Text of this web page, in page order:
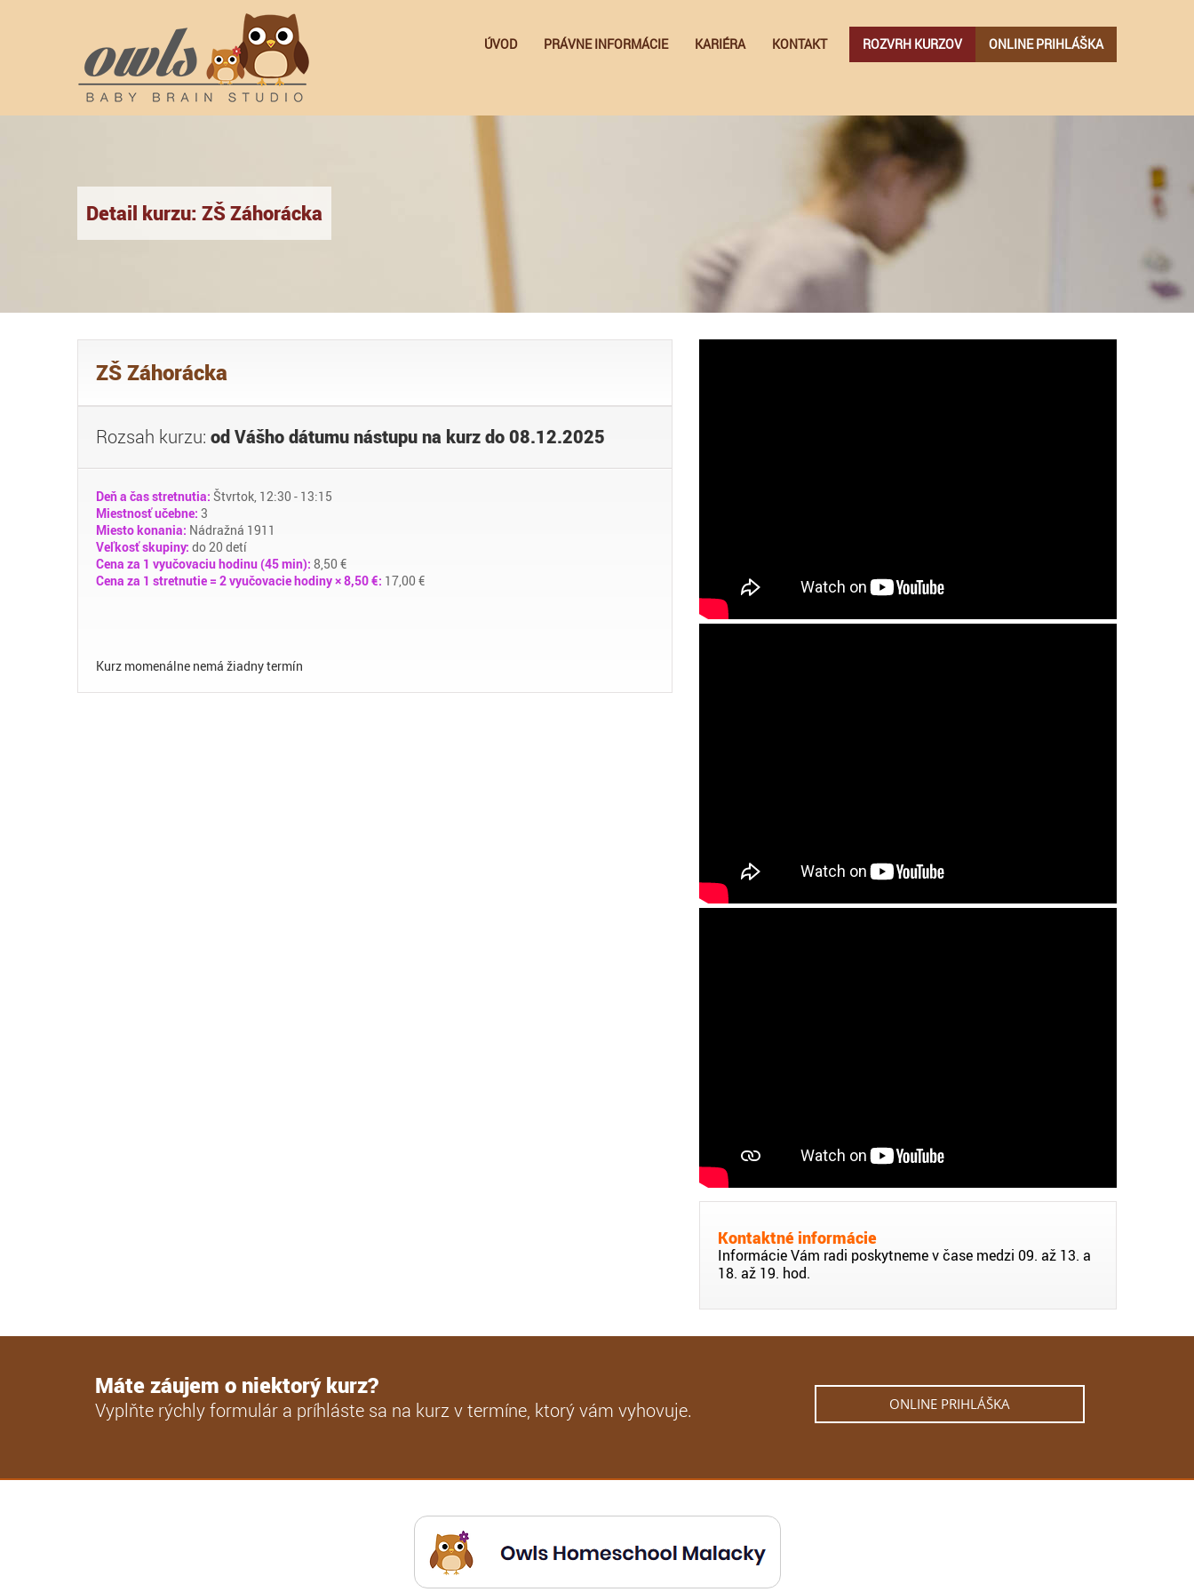
ROZVRH KURZOV ONLINE PRIHLÁŠKA
ÚVOD PRÁVNE INFORMÁCIE KARIÉRA KONTAKT
Detail kurzu: ZŠ Záhorácka
ZŠ Záhorácka
Rozsah kurzu: od Vášho dátumu nástupu na kurz do 08.12.2025
Deň a čas stretnutia: Štvrtok, 12:30 - 13:15
Miestnosť učebne: 3
Miesto konania: Nádražná 1911
Veľkosť skupiny: do 20 detí
Cena za 1 vyučovaciu hodinu (45 min): 8,50 €
Cena za 1 stretnutie = 2 vyučovacie hodiny × 8,50 €: 17,00 €
Kurz momenálne nemá žiadny termín
Kontaktné informácie
Informácie Vám radi poskytneme v čase medzi 09. až 13. a
18. až 19. hod.
Máte záujem o niektorý kurz?
Vyplňte rýchly formulár a príhláste sa na kurz v termíne, ktorý vám vyhovuje. ONLINE PRIHLÁŠKA